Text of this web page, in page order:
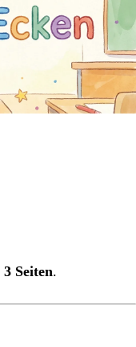
3 Seiten.